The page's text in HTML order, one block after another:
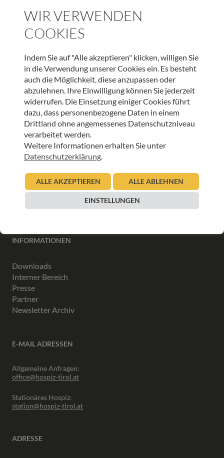
Gedanken – Der Boden trägt
23.11.2010
Beitrag lesen
UNSER NEWSLETTER:
ANMELDEN
INFORMATIONEN
Downloads
Interner Bereich
Presse
Partner
Newsletter Archiv
E-MAIL ADRESSEN
Allgemeine Anfragen:
office@hospiz-tirol.at
Stationäres Hospiz:
station@hospiz-tirol.at
ADRESSE
WIR VERWENDEN
COOKIES
Indem Sie auf "Alle akzeptieren" klicken, willigen Sie
in die Verwendung unserer Cookies ein. Es besteht
auch die Möglichkeit, diese anzupassen oder
abzulehnen. Ihre Einwilligung können Sie jederzeit
widerrufen. Die Einsetzung einiger Cookies führt
dazu, dass personenbezogene Daten in einem
Drittland ohne angemessenes Datenschutzniveau
verarbeitet werden.
Weitere Informationen erhalten Sie unter
Datenschutzerklärung.
ALLE AKZEPTIEREN ALLE ABLEHNEN
EINSTELLUNGEN